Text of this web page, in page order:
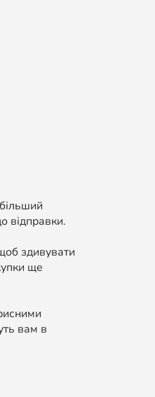
відправки.
здивувати
ще
вам в